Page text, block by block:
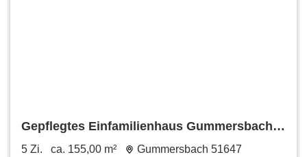
Gepflegtes Einfamilienhaus Gummersbach-
Bernberg – provisionsfrei
5 Zi. ca. 155,00 m² Gummersbach 51647